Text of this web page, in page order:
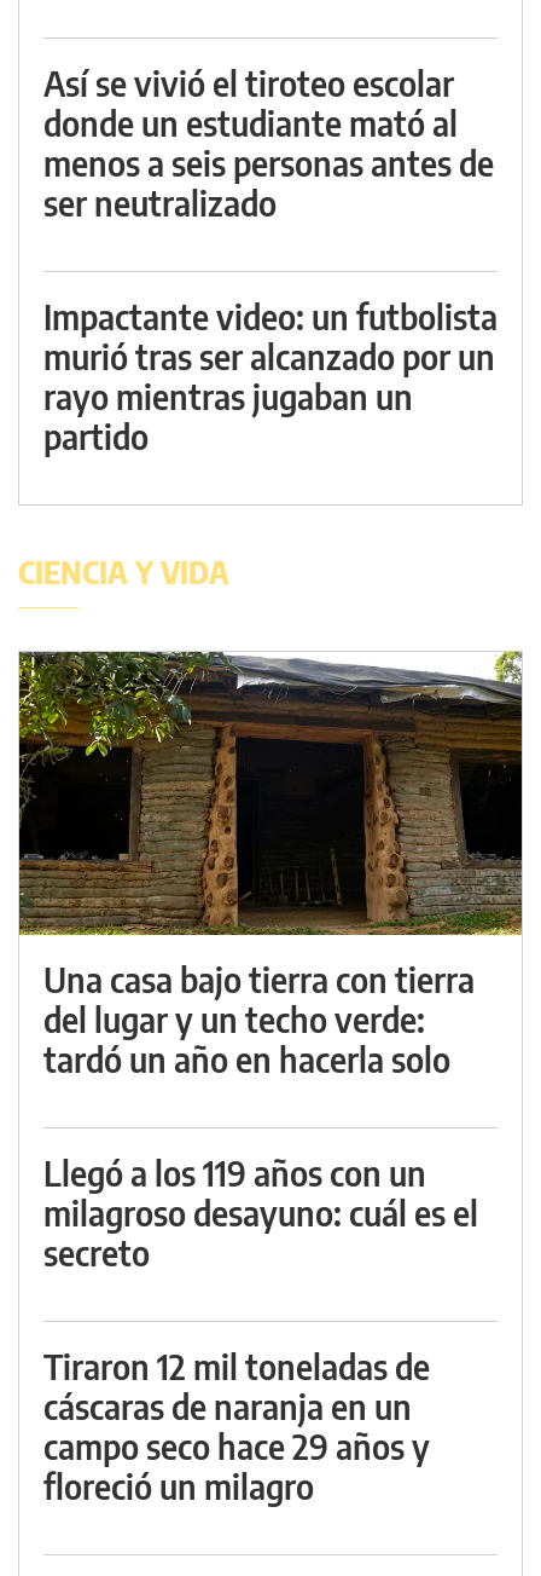
Así se vivió el tiroteo escolar
donde un estudiante mató al
menos a seis personas antes de
ser neutralizado
Impactante video: un futbolista
murió tras ser alcanzado por un
rayo mientras jugaban un
partido
CIENCIA Y VIDA
Una casa bajo tierra con tierra
del lugar y un techo verde:
tardó un año en hacerla solo
Llegó a los 119 años con un
milagroso desayuno: cuál es el
secreto
Tiraron 12 mil toneladas de
cáscaras de naranja en un
campo seco hace 29 años y
floreció un milagro